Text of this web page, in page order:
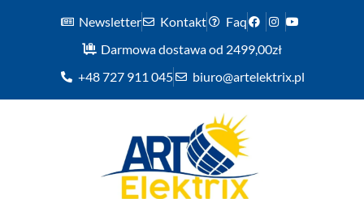
Newsletter Kontakt
Faq
Darmowa dostawa od 2499,00zł
+48 727 911 045
biuro@artelektrix.pl